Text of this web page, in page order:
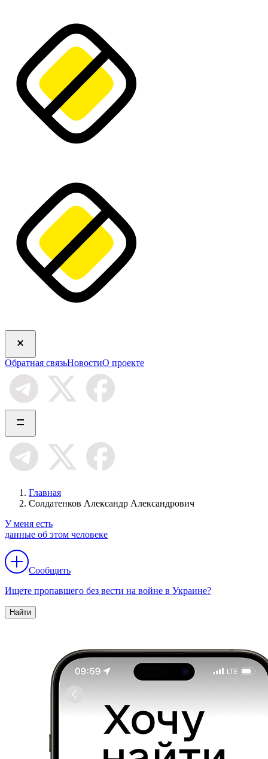
Обратная связьНовостиО проекте
Главная
Солдатенков Александр Александрович
У меня есть
данные об этом человеке
Сообщить
Ищете пропавшего без вести на войне в Украине?
Найти